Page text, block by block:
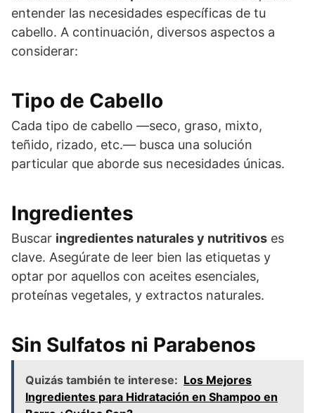
entender las necesidades específicas de tu
cabello. A continuación, diversos aspectos a
considerar:
Tipo de Cabello
Cada tipo de cabello —seco, graso, mixto,
teñido, rizado, etc.— busca una solución
particular que aborde sus necesidades únicas.
Ingredientes
Buscar ingredientes naturales y nutritivos es
clave. Asegúrate de leer bien las etiquetas y
optar por aquellos con aceites esenciales,
proteínas vegetales, y extractos naturales.
Sin Sulfatos ni Parabenos
Quizás también te interese: Los Mejores
Ingredientes para Hidratación en Shampoo en